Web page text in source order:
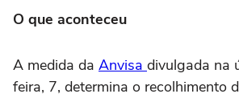
O que aconteceu
A medida da Anvisa divulgada na
feira, 7, determina o recolhimento